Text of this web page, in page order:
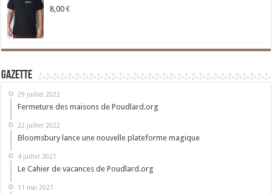
8,00 €
Gazette
29 juillet 2022
Fermeture des maisons de Poudlard.org
22 juillet 2022
Bloomsbury lance une nouvelle plateforme magique
4 juillet 2021
Le Cahier de vacances de Poudlard.org
11 mai 2021